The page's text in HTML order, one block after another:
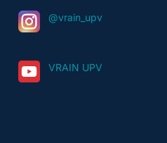
@vrain_upv
VRAIN UPV